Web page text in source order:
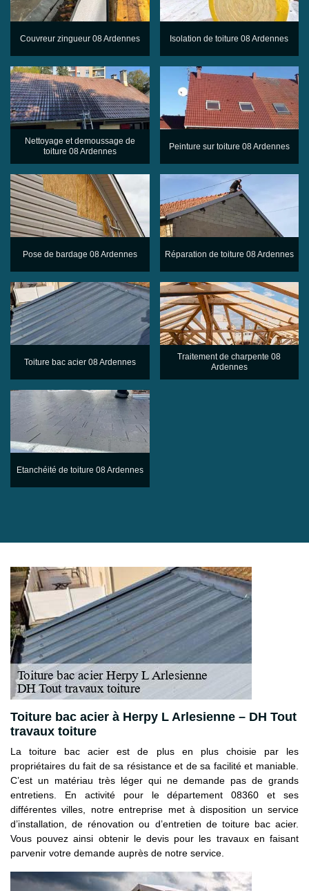
Couvreur zingueur 08 Ardennes Isolation de toiture 08 Ardennes
Nettoyage et demoussage de
toiture 08 Ardennes
Peinture sur toiture 08 Ardennes
Pose de bardage 08 Ardennes Réparation de toiture 08 Ardennes
Toiture bac acier 08 Ardennes
Traitement de charpente 08
Ardennes
Etanchéité de toiture 08 Ardennes
Toiture bac acier à Herpy L Arlesienne – DH Tout
travaux toiture
La toiture bac acier est de plus en plus choisie par les
propriétaires du fait de sa résistance et de sa facilité et maniable.
C’est un matériau très léger qui ne demande pas de grands
entretiens. En activité pour le département 08360 et ses
différentes villes, notre entreprise met à disposition un service
d’installation, de rénovation ou d’entretien de toiture bac acier.
Vous pouvez ainsi obtenir le devis pour les travaux en faisant
parvenir votre demande auprès de notre service.